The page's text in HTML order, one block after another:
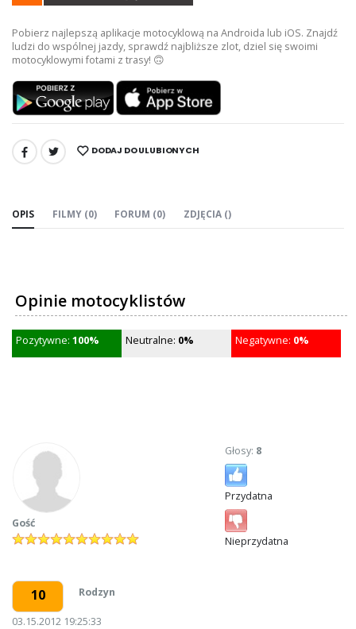
Pobierz najlepszą aplikacje motocyklową na Androida lub iOS. Znajdź
ludzi do wspólnej jazdy, sprawdź najbliższe zlot, dziel się swoimi
motocyklowymi fotami z trasy! 🙃
UDOSTĘPNIJ: DODAJ DO ULUBIONYCH
OPIS FILMY (0) FORUM (0) ZDJĘCIA ()
Opinie motocyklistów
Pozytywne: 100% Neutralne: 0% Negatywne: 0%
Gość
Głosy: 8
Przydatna
Nieprzydatna
10 Rodzyn
03.15.2012 19:25:33